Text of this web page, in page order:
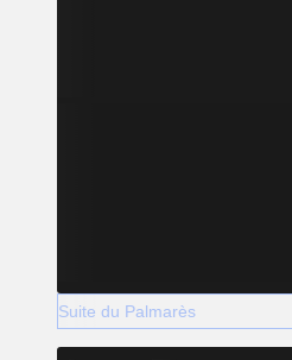
Suite du Palmarès